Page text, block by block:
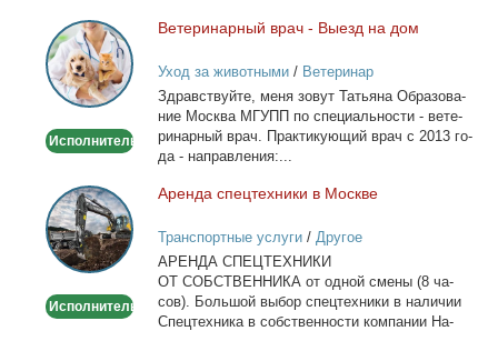
Ветеринарный
врач
-
Выезд
дом
Исполнитель
Ве­те­ри­нар­ный врач - Вы­езд на дом
Уход за животными/ Ветеринар
Здрав­ствуй­те, ме­ня зо­вут Та­тья­на Об­ра­зо­ва­
ние Москва МГУПП по спе­ци­аль­но­сти - ве­те­
ри­нар­ный врач. Прак­ти­ку­ю­щий врач с 2013 го­
да - на­прав­ле­ния:...
Аренда
спецтехники
в
Москве
Исполнитель
Арен­да спец­тех­ни­ки в Москве
Транспортные услуги/ Другое
АРЕНДА СПЕЦТЕХНИКИ
ОТ СОБСТВЕННИКА от од­ной сме­ны (8 ча­
сов). Боль­шой вы­бор спец­тех­ни­ки в на­ли­чии
Спец­тех­ни­ка в соб­ствен­но­сти ком­па­нии На­